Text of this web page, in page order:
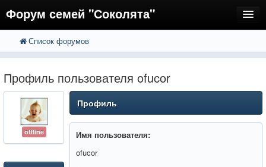
Форум семей "Соколята"
FAQ
Регистрация
Вход
Список форумов
Профиль пользователя ofucor
offline
Профиль
Имя пользователя:
ofucor